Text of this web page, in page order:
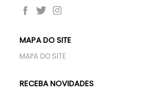
MAPA DO SITE
MAPA DO SITE
RECEBA NOVIDADES